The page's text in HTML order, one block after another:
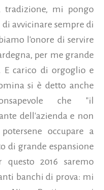
tradizione, mi pongo
avvicinare sempre di
l'onore di servire
per me grande
E carico di orgoglio e
si è detto anche
che "il
dell'azienda e non
occupare a
di grande espansione
2016 saremo
banchi di prova: mi